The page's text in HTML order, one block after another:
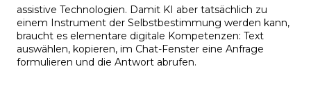
assistive Technologien. Damit KI aber tatsächlich zu
einem Instrument der Selbstbestimmung werden kann,
braucht es elementare digitale Kompetenzen: Text
auswählen, kopieren, im Chat-Fenster eine Anfrage
formulieren und die Antwort abrufen.